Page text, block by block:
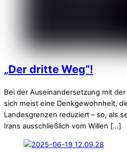
„Der dritte Weg“!
Bei der Auseinandersetzung mit
sich meist eine Denkgewohnheit,
Landesgrenzen reduziert – so, als
Irans ausschließlich vom Willen […]